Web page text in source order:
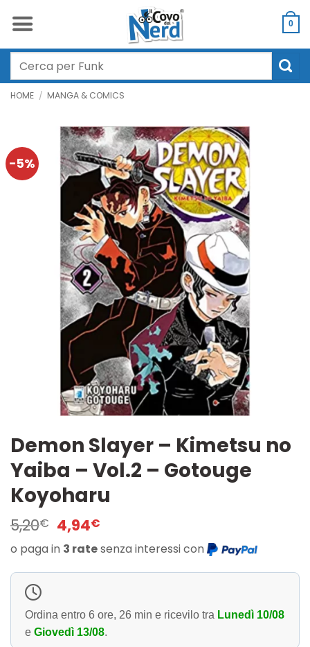
0
Cerca:
HOME / MANGA & COMICS
-5%
Demon Slayer – Kimetsu no
Yaiba – Vol.2 – Gotouge
Koyoharu
5,20€ Il
prezzo
originale
era:
4,94€
prezzo
attuale
è:
o paga in 3 ratesenza interessi con
Ordina entro 6 ore, 26 min e ricevilo tra Lunedì 10/08
e Giovedì 13/08.